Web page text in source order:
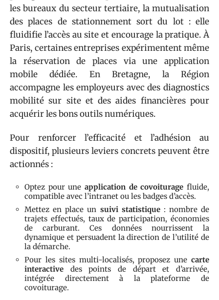
les bureaux du secteur tertiaire, la mutualisation
des places de stationnement sort du lot : elle
fluidifie l’accès au site et encourage la pratique. À
Paris, certaines entreprises expérimentent même
la réservation de places via une application
mobile dédiée. En Bretagne, la Région
accompagne les employeurs avec des diagnostics
mobilité sur site et des aides financières pour
acquérir les bons outils numériques.
Pour renforcer l’efficacité et l’adhésion au
dispositif, plusieurs leviers concrets peuvent être
actionnés :
Optez pour une application de covoiturage fluide,
compatible avec l’intranet ou les badges d’accès.
Mettez en place un suivi statistique: nombre de
trajets effectués, taux de participation, économies
de carburant. Ces données nourrissent la
dynamique et persuadent la direction de l’utilité de
la démarche.
Pour les sites multi-localisés, proposez une carte
interactive des points de départ et d’arrivée,
intégrée directement à la plateforme de
covoiturage.